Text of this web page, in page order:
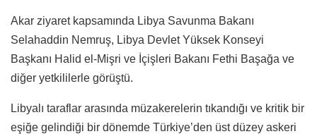
Akar ziyaret kapsamında Libya Savunma Bakanı
Selahaddin Nemruş, Libya Devlet Yüksek Konseyi
Başkanı Halid el-Mişri ve İçişleri Bakanı Fethi Başağa ve
diğer yetkililerle görüştü.
Libyalı taraflar arasında müzakerelerin tıkandığı ve kritik bir
eşiğe gelindiği bir dönemde Türkiye’den üst düzey askeri